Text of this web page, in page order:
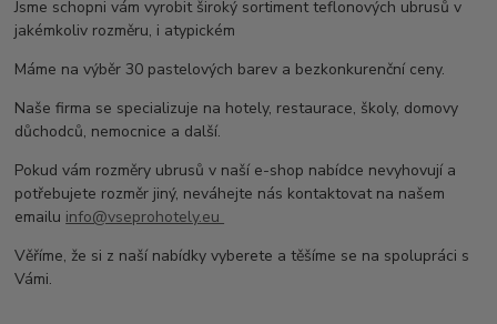
Jsme schopni vám vyrobit široký sortiment teflonových ubrusů v
jakémkoliv rozměru, i atypickém
Máme na výběr 30 pastelových barev a bezkonkurenční ceny.
Naše firma se specializuje na hotely, restaurace, školy, domovy
důchodců, nemocnice a další.
Pokud vám rozměry ubrusů v naší e-shop nabídce nevyhovují a
potřebujete rozměr jiný, neváhejte nás kontaktovat na našem
emailu info@vseprohotely.eu
Věříme, že si z naší nabídky vyberete a těšíme se na spolupráci s
Vámi.